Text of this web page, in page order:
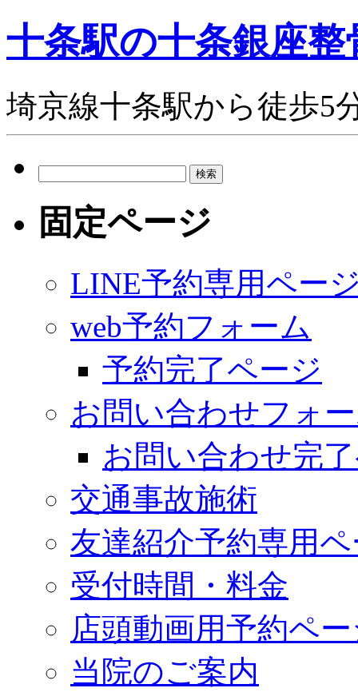
十条駅の十条銀座整
埼京線十条駅から徒歩5
固定ページ
LINE予約専用ペー
web予約フォーム
予約完了ページ
お問い合わせフォ
お問い合わせ完
交通事故施術
友達紹介予約専用
受付時間・料金
店頭動画用予約ペ
当院のご案内